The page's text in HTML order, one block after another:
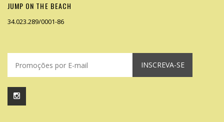
JUMP ON THE BEACH
34.023.289/0001-86
INSCREVA-SE